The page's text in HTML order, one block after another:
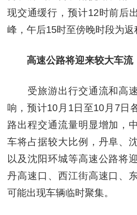
现交通缓行，预计12时前后
峰，午后15时至傍晚时段为返
高速公路将迎来较大车流
受旅游出行交通流和高速
响，预计10月1日至10月7日
路出程交通流量明显增加，
车将占据较大比例，丹阜、
以及沈阳环城等高速公路将
丹高速口、西江街高速口、
可能出现车辆临时聚集。